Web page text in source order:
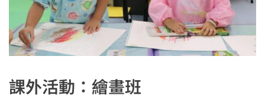
課外活動：繪畫班